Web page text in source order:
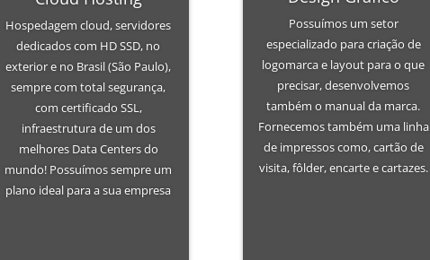
Hospedagem cloud, servidores
dedicados com HD SSD, no
exterior e no Brasil (São Paulo),
sempre com total segurança,
com certificado SSL,
infraestrutura de um dos
melhores Data Centers do
mundo! Possuímos sempre um
plano ideal para a sua empresa
Possuímos um setor
especializado para criação de
logomarca e layout para o que
precisar, desenvolvemos
também o manual da marca.
Fornecemos também uma linha
de impressos como, cartão de
visita, fôlder, encarte e cartazes.